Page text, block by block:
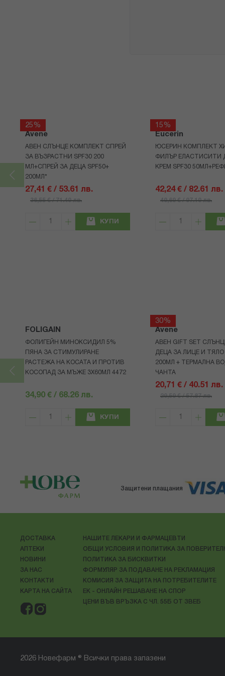
25%
Avene
АВЕН СЛЪНЦЕ КОМПЛЕКТ СПРЕЙ
ЗА ВЪЗРАСТНИ SPF30 200
МЛ+СПРЕЙ ЗА ДЕЦА SPF50+
200МЛ*
27,41 € / 53.61 лв.
36,55 € / 71.49 лв.
КУПИ
15%
Eucerin
ЮСЕРИН КОМПЛЕКТ
ФИЛЪР ЕЛАСТИСИТИ
КРЕМ SPF30
42,24 € / 82.61 лв.
49,69 € / 97.19 лв.
FOLIGAIN
ФОЛИГЕЙН МИНОКСИДИЛ 5%
ПЯНА ЗА СТИМУЛИРАНЕ
РАСТЕЖА НА КОСАТА И ПРОТИВ
КОСОПАД ЗА МЪЖЕ 3X60МЛ 4472
34,90 € / 68.26 лв.
КУПИ
30%
Avene
АВЕН GIFT SET
ДЕЦА ЗА ЛИЦЕ И ТЯЛО
200МЛ + ТЕРМАЛНА
ЧАНТА
20,71 € / 40.51 лв.
29,59 € / 57.87 лв.
Защитени плащания
ДОСТАВКА
АПТЕКИ
НОВИНИ
ЗА НАС
КОНТАКТИ
КАРТА НА САЙТА
НАШИТЕ ЛЕКАРИ И ФАРМАЦЕВТИ
ОБЩИ УСЛОВИЯ И ПОЛИТИКА ЗА
ПОЛИТИКА ЗА БИСКВИТКИ
ФОРМУЛЯР ЗА ПОДАВАНЕ НА РЕКЛАМАЦИЯ
КОМИСИЯ ЗА ЗАЩИТА НА ПОТРЕБИТЕЛИТЕ
ЕК - ОНЛАЙН РЕШАВАНЕ НА СПОР
ЦЕНИ ВЪВ ВРЪЗКА С ЧЛ. 55Б ОТ ЗВЕБ
2026 Новефарм ® Всички права запазени